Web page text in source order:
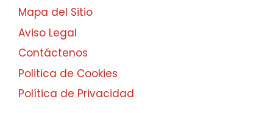
Mapa del Sitio
Aviso Legal
Contáctenos
Politica de Cookies
Política de Privacidad